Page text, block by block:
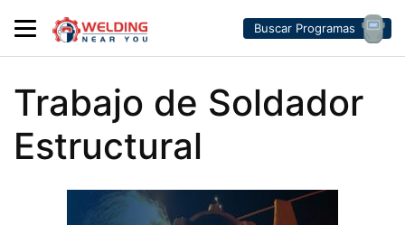
Buscar Programas
Trabajo de Soldador
Estructural